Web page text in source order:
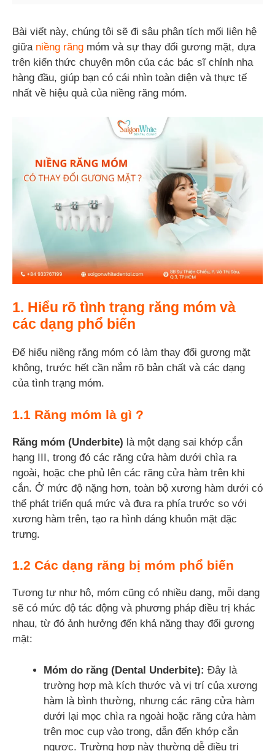
Bài viết này, chúng tôi sẽ đi sâu phân tích mối liên hệ
giữa niềng răng móm và sự thay đổi gương mặt, dựa
trên kiến thức chuyên môn của các bác sĩ chỉnh nha
hàng đầu, giúp bạn có cái nhìn toàn diện và thực tế
nhất về hiệu quả của niềng răng móm.
1. Hiểu rõ tình trạng răng móm và
các dạng phổ biến
Để hiểu niềng răng móm có làm thay đổi gương mặt
không, trước hết cần nắm rõ bản chất và các dạng
của tình trạng móm.
1.1 Răng móm là gì ?
Răng móm (Underbite) là một dạng sai khớp cắn
hạng III, trong đó các răng cửa hàm dưới chìa ra
ngoài, hoặc che phủ lên các răng cửa hàm trên khi
cắn. Ở mức độ nặng hơn, toàn bộ xương hàm dưới có
thể phát triển quá mức và đưa ra phía trước so với
xương hàm trên, tạo ra hình dáng khuôn mặt đặc
trưng.
1.2 Các dạng răng bị móm phổ biến
Tương tự như hô, móm cũng có nhiều dạng, mỗi dạng
sẽ có mức độ tác động và phương pháp điều trị khác
nhau, từ đó ảnh hưởng đến khả năng thay đổi gương
mặt:
Móm do răng (Dental Underbite): Đây là
trường hợp mà kích thước và vị trí của xương
hàm là bình thường, nhưng các răng cửa hàm
dưới lại mọc chìa ra ngoài hoặc răng cửa hàm
trên mọc cụp vào trong, dẫn đến khớp cắn
ngược. Trường hợp này thường dễ điều trị